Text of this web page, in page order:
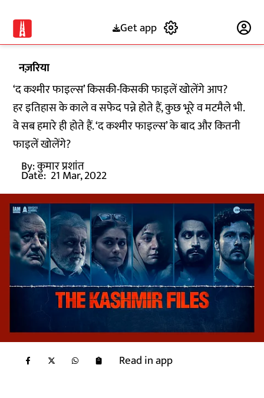
Get app
नज़रिया
‘द कश्मीर फाइल्स’ किसकी-किसकी फाइलें खोलेंगे आप?
हर इतिहास के काले व सफेद पन्ने होते हैं, कुछ भूरे व मटमैले भी.
वे सब हमारे ही होते हैं. ‘द कश्मीर फाइल्स’ के बाद और कितनी
फाइलें खोलेंगे?
By:कुमार प्रशांत
Date: 21 Mar, 2022
Read in app